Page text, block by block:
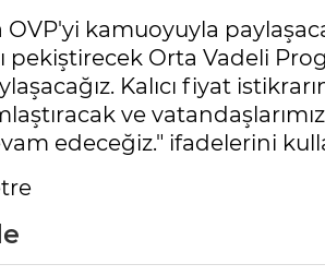
OVP'yi kamuoyuyla
pekiştirecek Orta Vadeli
Kalıcı fiyat
ve
edeceğiz." ifadelerini